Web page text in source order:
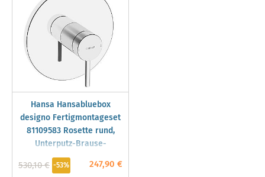
Hansa Hansabluebox
designo Fertigmontageset
81109583 Rosette rund,
Unterputz-Brause-
Einhebelmischer, chrom
247,90 €
530,10 € -53%